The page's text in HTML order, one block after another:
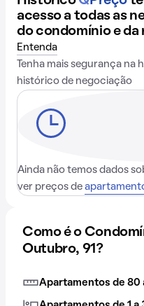
acesso a todas as
do condomínio e da
Entenda
Tenha mais segurança
histórico de negociação
Ainda não temos dados
ver preços de
Como é o
Outubro, 91?
Apartamentos de 80